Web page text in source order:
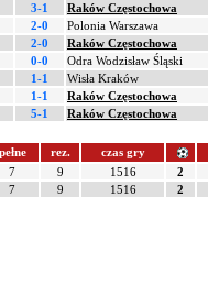
3-1 Raków Częstochowa
2-0 Polonia Warszawa
2-0 Raków Częstochowa
0-0 Odra Wodzisław Śląski
1-1 Wisła Kraków
1-1 Raków Częstochowa
5-1 Raków Częstochowa
pełne rez. czas gry
7 9 1516 2
7 9 1516 2